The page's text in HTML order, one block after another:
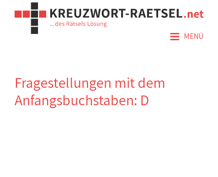
≡ MENÜ
Fragestellungen mit dem
Anfangsbuchstaben: D